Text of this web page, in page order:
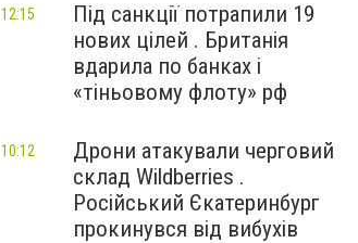
Під санкції потрапили 19
нових цілей . Британія
вдарила по банках і
«тіньовому флоту» рф
12:15
Дрони атакували черговий
склад Wildberries .
Російський Єкатеринбург
прокинувся від вибухів
10:12